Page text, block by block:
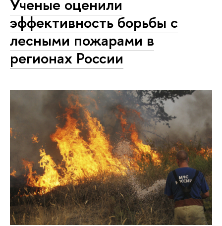
Ученые оценили
эффективность борьбы с
лесными пожарами в
регионах России